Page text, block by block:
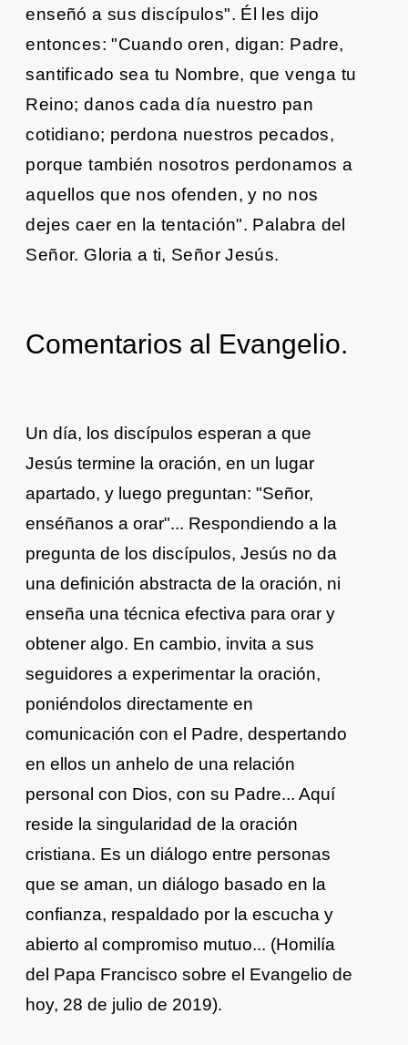
enseñó a sus discípulos". Él les dijo
entonces: "Cuando oren, digan: Padre,
santificado sea tu Nombre, que venga tu
Reino; danos cada día nuestro pan
cotidiano; perdona nuestros pecados,
porque también nosotros perdonamos a
aquellos que nos ofenden, y no nos
dejes caer en la tentación". Palabra del
Señor. Gloria a ti, Señor Jesús.
Comentarios al Evangelio.
Un día, los discípulos esperan a que
Jesús termine la oración, en un lugar
apartado, y luego preguntan: "Señor,
enséñanos a orar"... Respondiendo a la
pregunta de los discípulos, Jesús no da
una definición abstracta de la oración, ni
enseña una técnica efectiva para orar y
obtener algo. En cambio, invita a sus
seguidores a experimentar la oración,
poniéndolos directamente en
comunicación con el Padre, despertando
en ellos un anhelo de una relación
personal con Dios, con su Padre... Aquí
reside la singularidad de la oración
cristiana. Es un diálogo entre personas
que se aman, un diálogo basado en la
confianza, respaldado por la escucha y
abierto al compromiso mutuo... (Homilía
del Papa Francisco sobre el Evangelio de
hoy, 28 de julio de 2019).